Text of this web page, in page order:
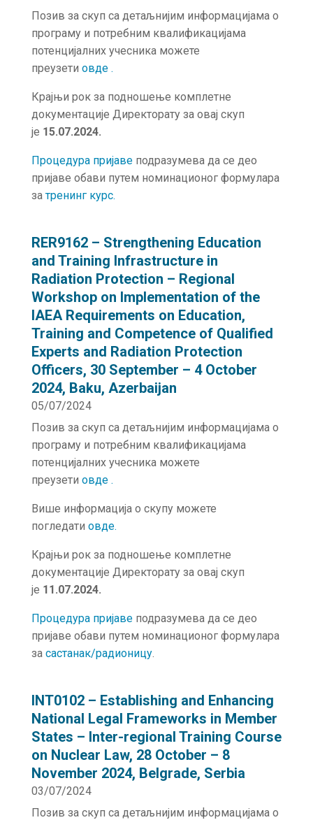
Позив за скуп са детаљнијим информацијама о
програму и потребним квалификацијама
потенцијалних учесника можете
преузети овде .
Крајњи рок за подношење комплетне
документације Директорату за овај скуп
је 15.07.2024.
Процедура пријавеподразумева да се део
пријаве обави путем номинационог формулара
затренинг курс.
RER9162 – Strengthening Education
and Training Infrastructure in
Radiation Protection – Regional
Workshop on Implementation of the
IAEA Requirements on Education,
Training and Competence of Qualified
Experts and Radiation Protection
Officers, 30 September – 4 October
2024, Baku, Azerbaijan
05/07/2024
Позив за скуп са детаљнијим информацијама о
програму и потребним квалификацијама
потенцијалних учесника можете
преузети овде .
Више информација о скупу можете
погледати овде.
Крајњи рок за подношење комплетне
документације Директорату за овај скуп
је 11.07.2024.
Процедура пријавеподразумева да се део
пријаве обави путем номинационог формулара
за састанак/радионицу.
INT0102 – Establishing and Enhancing
National Legal Frameworks in Member
States – Inter-regional Training Course
on Nuclear Law, 28 October – 8
November 2024, Belgrade, Serbia
03/07/2024
Позив за скуп са детаљнијим информацијама о